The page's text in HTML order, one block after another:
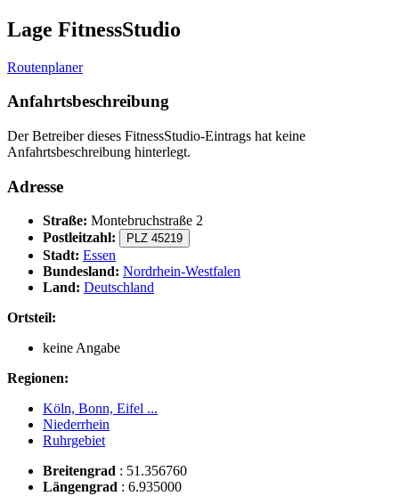
Lage FitnessStudio
Routenplaner
Anfahrtsbeschreibung
Der Betreiber dieses FitnessStudio-Eintrags hat keine
Anfahrtsbeschreibung hinterlegt.
Adresse
Straße: Montebruchstraße 2
Postleitzahl:
PLZ 45219
Stadt: Essen
Bundesland: Nordrhein-Westfalen
Land: Deutschland
Ortsteil:
keine Angabe
Regionen:
Köln, Bonn, Eifel ...
Niederrhein
Ruhrgebiet
Breitengrad : 51.356760
Längengrad : 6.935000